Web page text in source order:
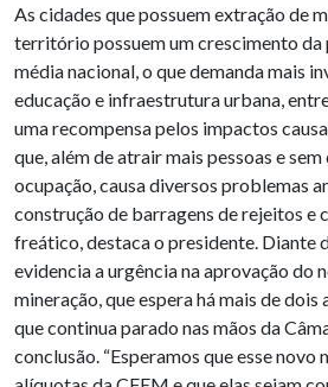
As cidades que possuem extração de
território possuem um crescimento da
média nacional, o que demanda mais
educação e infraestrutura urbana,
uma recompensa pelos impactos
que, além de atrair mais pessoas e
ocupação, causa diversos problemas
construção de barragens de rejeitos e
freático, destaca o presidente. Diante
evidencia a urgência na aprovação do
mineração, que espera há mais de dois
que continua parado nas mãos da
conclusão. “Esperamos que esse